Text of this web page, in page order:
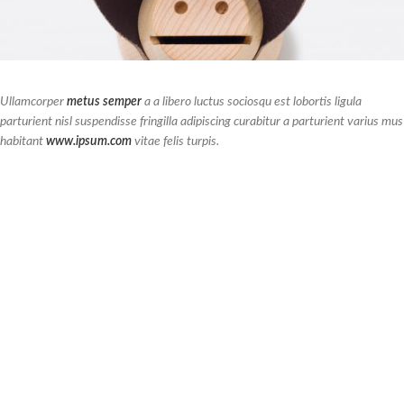
Ullamcorper metus semper a a libero luctus sociosqu est lobortis ligula
parturient nisl suspendisse fringilla adipiscing curabitur a parturient varius mus
habitant www.ipsum.com vitae felis turpis.